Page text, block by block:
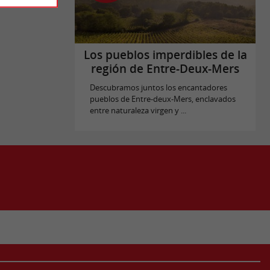
Los pueblos imperdibles de la
región de Entre-Deux-Mers
Descubramos juntos los encantadores
pueblos de Entre-deux-Mers, enclavados
entre naturaleza virgen y ...